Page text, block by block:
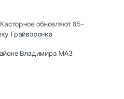
обновляют 65-
Грайворонка
Владимира МАЗ